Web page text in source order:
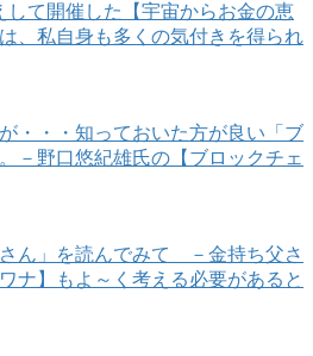
して開催した【宇宙からお金の恵
、私自身も多くの気付きを得られ
・・・知っておいた方が良い「ブ
－野口悠紀雄氏の【ブロックチェ
さん」を読んでみて －金持ち父さ
ナ】もよ～く考える必要があると